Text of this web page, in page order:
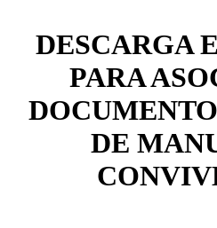
DESCARGA
PARA
DE